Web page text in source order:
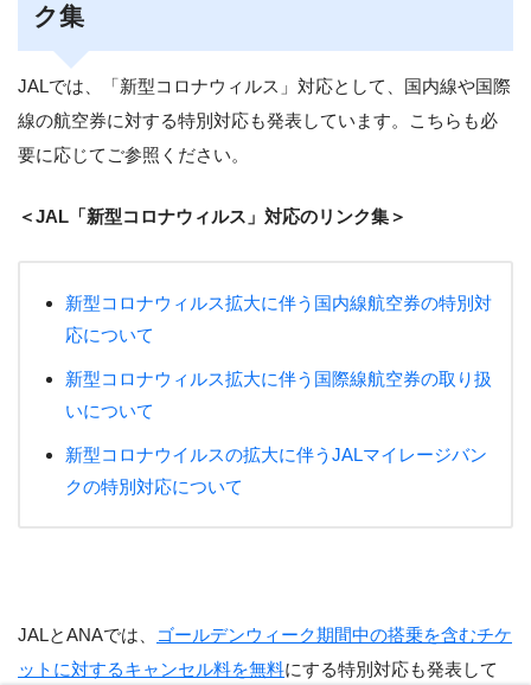
ク集
JALでは、「新型コロナウィルス」対応として、国内線や国際
線の航空券に対する特別対応も発表しています。こちらも必
要に応じてご参照ください。
＜JAL「新型コロナウィルス」対応のリンク集＞
新型コロナウィルス拡大に伴う国内線航空券の特別対
応について
新型コロナウィルス拡大に伴う国際線航空券の取り扱
いについて
新型コロナウイルスの拡大に伴うJALマイレージバン
クの特別対応について
JALとANAでは、
ゴールデンウィーク期間中の搭乗を含むチケ
ットに対するキャンセル料を無料にする特別対応も発表して